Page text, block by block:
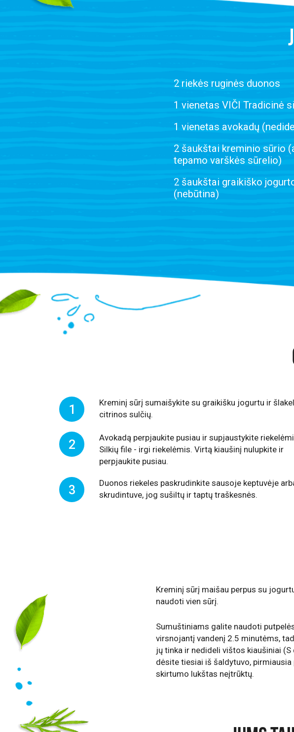
2 riekės ruginės duonos
1 vienetas VIČI Tradicinė
1 vienetas avokadų
2 šaukštai kreminio sūrio
tepamo varškės sūrelio)
2 šaukštai graikiško
(nebūtina)
1
Kreminį sūrį sumaišykite su graikišku jogurtu ir
citrinos sulčių.
2
Avokadą perpjaukite pusiau ir supjaustykite
Silkių file - irgi riekelėmis. Virtą kiaušinį nulupkite ir
perpjaukite pusiau.
3
Duonos riekeles paskrudinkite sausoje keptuvėje
skrudintuve, jog sušiltų ir taptų traškesnės.
Kreminį sūrį maišau perpus su
naudoti vien sūrį.
Sumuštiniams galite naudoti
virsnojantį vandenį 2.5 minutėms,
jų tinka ir nedideli vištos kiaušiniai
dėsite tiesiai iš šaldytuvo,
skirtumo lukštas neįtrūktų.